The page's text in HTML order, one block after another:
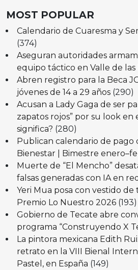
MOST POPULAR
Calendario de Cuaresma y
(374)
Aseguran autoridades
equipo táctico en Valle de las
Abren registro para la Beca
jóvenes de 14 a 29 años (290)
Acusan a Lady Gaga de ser
zapatos rojos” por su look en
significa? (280)
Publican calendario de pago
Bienestar | Bimestre
Muerte de “El Mencho”
falsas generadas con IA en
Yeri Mua posa con vestido de
Premio Lo Nuestro 2026 (193)
Gobierno de Tecate abre
programa “Construyendo X
La pintora mexicana Edith
retrato en la VIII Bienal
Pastel, en España (149)